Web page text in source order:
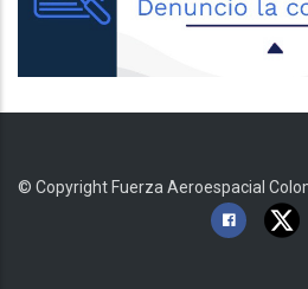
© Copyright Fuerza Aeroespacial